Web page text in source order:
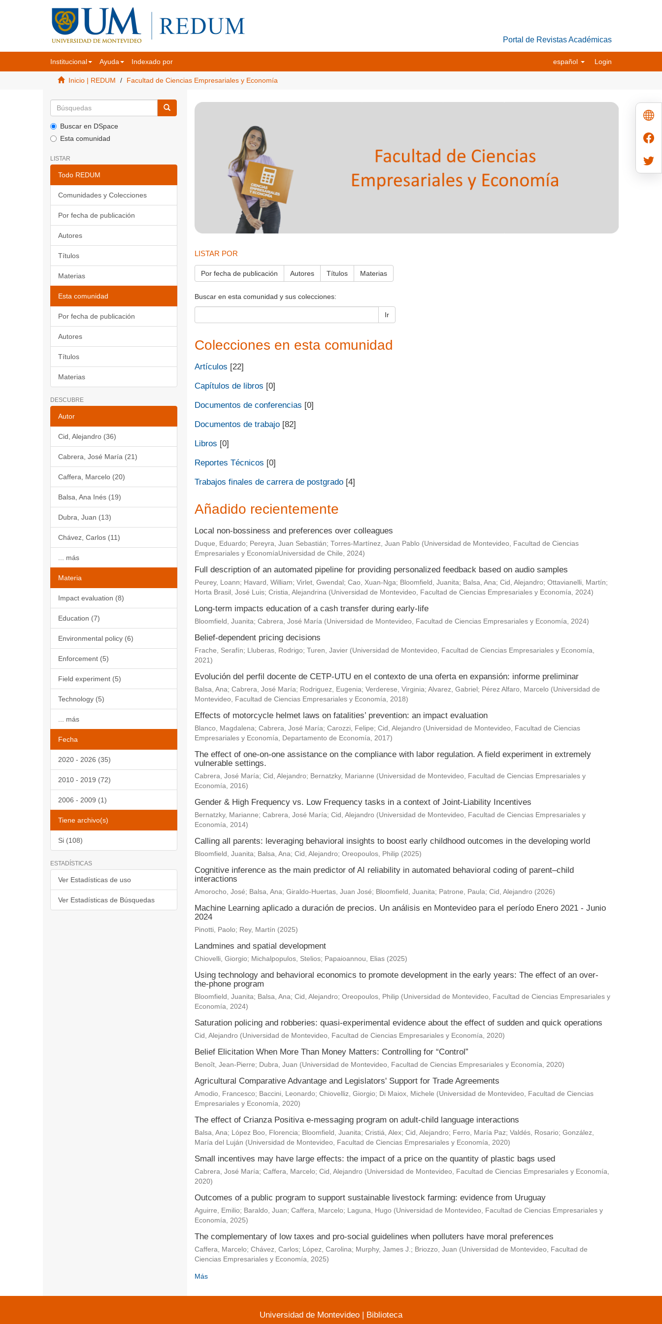
Portal de Revistas Académicas
Institucional Ayuda Indexado por español Login
Inicio | REDUM Facultad de Ciencias Empresariales y Economía
Buscar en DSpace
Esta comunidad
LISTAR
Todo REDUM
Comunidades y Colecciones
Por fecha de publicación
Autores
Títulos
Materias
Esta comunidad
Por fecha de publicación
Autores
Títulos
Materias
DESCUBRE
Autor
Cid, Alejandro (36)
Cabrera, José María (21)
Caffera, Marcelo (20)
Balsa, Ana Inés (19)
Dubra, Juan (13)
Chávez, Carlos (11)
... más
Materia
Impact evaluation (8)
Education (7)
Environmental policy (6)
Enforcement (5)
Field experiment (5)
Technology (5)
... más
Fecha
2020 - 2026 (35)
2010 - 2019 (72)
2006 - 2009 (1)
Tiene archivo(s)
Si (108)
ESTADÍSTICAS
Ver Estadísticas de uso
Ver Estadísticas de Búsquedas
LISTAR POR
Por fecha de publicación Autores Títulos Materias
Buscar en esta comunidad y sus colecciones:
Ir
Colecciones en esta comunidad
Artículos [22]
Capítulos de libros [0]
Documentos de conferencias [0]
Documentos de trabajo[82]
Libros [0]
Reportes Técnicos [0]
Trabajos finales de carrera de postgrado[4]
Añadido recientemente
Local non-bossiness and preferences over colleagues
Duque, Eduardo; Pereyra, Juan Sebastián; Torres-Martínez, Juan Pablo (Universidad de Montevideo, Facultad de Ciencias
Empresariales y EconomíaUniversidad de Chile, 2024)
Full description of an automated pipeline for providing personalized feedback based on audio samples
Peurey, Loann; Havard, William; Virlet, Gwendal ; Cao, Xuan-Nga; Bloomfield, Juanita; Balsa, Ana; Cid, Alejandro; Ottavianelli, Martín;
Horta Brasil, José Luis; Cristia, Alejandrina (Universidad de Montevideo, Facultad de Ciencias Empresariales y Economía, 2024)
Long-term impacts education of a cash transfer during early-life
Bloomfield, Juanita; Cabrera, José María (Universidad de Montevideo, Facultad de Ciencias Empresariales y Economía, 2024)
Belief-dependent pricing decisions
Frache, Serafín; Lluberas, Rodrigo; Turen, Javier (Universidad de Montevideo, Facultad de Ciencias Empresariales y Economía,
2021)
Evolución del perfil docente de CETP-UTU en el contexto de una oferta en expansión: informe preliminar
Balsa, Ana; Cabrera, José María; Rodriguez, Eugenia; Verderese, Virginia; Alvarez, Gabriel ; Pérez Alfaro, Marcelo (Universidad de
Montevideo, Facultad de Ciencias Empresariales y Economía, 2018)
Effects of motorcycle helmet laws on fatalities’ prevention: an impact evaluation
Blanco, Magdalena; Cabrera, José María; Carozzi, Felipe; Cid, Alejandro (Universidad de Montevideo, Facultad de Ciencias
Empresariales y Economía, Departamento de Economía, 2017)
The effect of one-on-one assistance on the compliance with labor regulation. A field experiment in extremely
vulnerable settings.
Cabrera, José María; Cid, Alejandro; Bernatzky, Marianne (Universidad de Montevideo, Facultad de Ciencias Empresariales y
Economía, 2016)
Gender & High Frequency vs. Low Frequency tasks in a context of Joint-Liability Incentives
Bernatzky, Marianne; Cabrera, José María; Cid, Alejandro (Universidad de Montevideo, Facultad de Ciencias Empresariales y
Economía, 2014)
Calling all parents: leveraging behavioral insights to boost early childhood outcomes in the developing world
Bloomfield, Juanita; Balsa, Ana; Cid, Alejandro; Oreopoulos, Philip (2025)
Cognitive inference as the main predictor of AI reliability in automated behavioral coding of parent–child
interactions
Amorocho, José; Balsa, Ana; Giraldo-Huertas, Juan José; Bloomfield, Juanita; Patrone, Paula; Cid, Alejandro (2026)
Machine Learning aplicado a duración de precios. Un análisis en Montevideo para el período Enero 2021 - Junio
2024
Pinotti, Paolo; Rey, Martín (2025)
Landmines and spatial development
Chiovelli, Giorgio; Michalpopulos, Stelios; Papaioannou, Elias (2025)
Using technology and behavioral economics to promote development in the early years: The effect of an over-
the-phone program
Bloomfield, Juanita; Balsa, Ana; Cid, Alejandro; Oreopoulos, Philip (Universidad de Montevideo, Facultad de Ciencias Empresariales y
Economía, 2024)
Saturation policing and robberies: quasi-experimental evidence about the effect of sudden and quick operations
Cid, Alejandro (Universidad de Montevideo, Facultad de Ciencias Empresariales y Economía, 2020)
Belief Elicitation When More Than Money Matters: Controlling for “Control”
Benoît, Jean-Pierre; Dubra, Juan (Universidad de Montevideo, Facultad de Ciencias Empresariales y Economía, 2020)
Agricultural Comparative Advantage and Legislators' Support for Trade Agreements
Amodio, Francesco; Baccini, Leonardo; Chiovelliz, Giorgio; Di Maiox, Michele (Universidad de Montevideo, Facultad de Ciencias
Empresariales y Economía, 2020)
The effect of Crianza Positiva e-messaging program on adult-child language interactions
Balsa, Ana; López Boo, Florencia; Bloomfield, Juanita; Cristiá, Alex; Cid, Alejandro; Ferro, María Paz; Valdés, Rosario; González,
María del Luján (Universidad de Montevideo, Facultad de Ciencias Empresariales y Economía, 2020)
Small incentives may have large effects: the impact of a price on the quantity of plastic bags used
Cabrera, José María; Caffera, Marcelo; Cid, Alejandro (Universidad de Montevideo, Facultad de Ciencias Empresariales y Economía,
2020)
Outcomes of a public program to support sustainable livestock farming: evidence from Uruguay
Aguirre, Emilio; Baraldo, Juan; Caffera, Marcelo; Laguna, Hugo (Universidad de Montevideo, Facultad de Ciencias Empresariales y
Economía, 2025)
The complementary of low taxes and pro-social guidelines when polluters have moral preferences
Caffera, Marcelo; Chávez, Carlos; López, Carolina; Murphy, James J.; Briozzo, Juan (Universidad de Montevideo, Facultad de
Ciencias Empresariales y Economía, 2025)
Más
Universidad de Montevideo | Biblioteca